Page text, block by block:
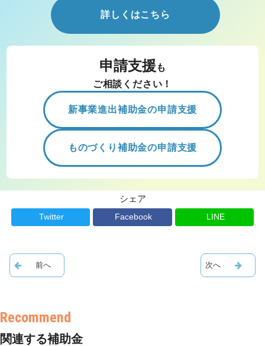
詳しくはこちら
申請支援 も
ご相談ください！
新事業進出補助金の申請支援
ものづくり補助金の申請支援
シェア
Twitter Facebook LINE
関連する補助金